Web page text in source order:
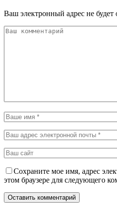
Ваш электронный адрес не будет
Сохраните мое имя, адрес
этом браузере для следующего